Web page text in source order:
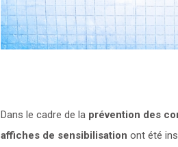
Dans le cadre de la prévention des
affiches de sensibilisation ont été